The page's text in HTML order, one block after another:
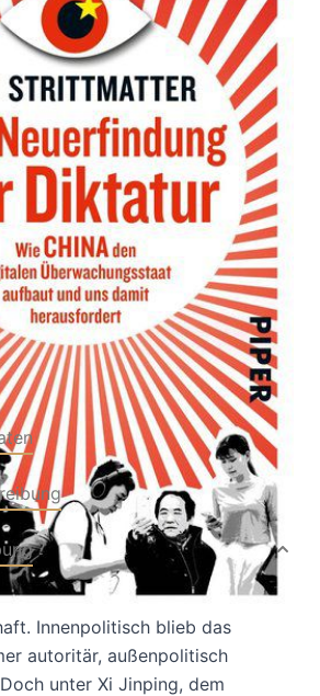
hinzufügen
Überwachungsstaat aufbaut
02.06.2020
336 Seiten
ISBN: 978-3-492-
31629-3
längst einer der Motoren
Innenpolitisch blieb das
autoritär, außenpolitisch
unter Xi Jinping, dem